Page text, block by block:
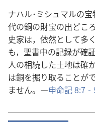
ナハル​･​ミシュマル​の​
代​の​銅​の​財宝​の​出どこ
史​家​は，依然​と​し​て​多
も，聖書​中​の​記録​が​確
人​の​相続​し​た​土地​は​確
は​銅​を​掘り取る​こと​が​
ませ​ん。―申命記